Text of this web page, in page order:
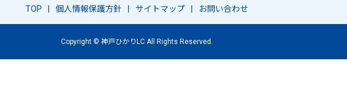
TOP 個人情報保護方針 サイトマップ お問い合わせ
Copyright © 神戸ひかりLC All Rights Reserved.